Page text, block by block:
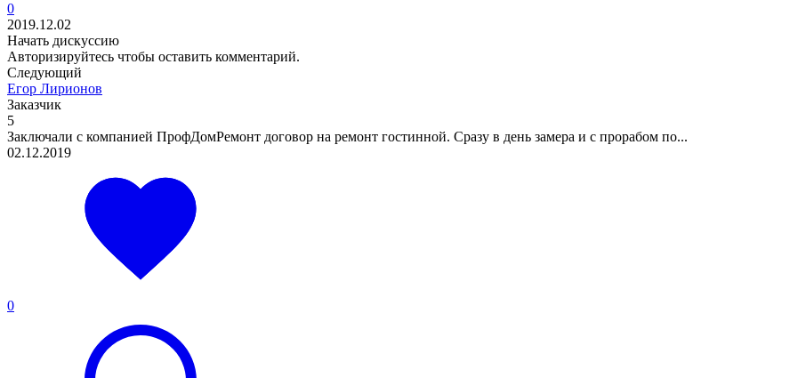
0
2019.12.02
Начать дискуссию
Авторизируйтесь чтобы оставить комментарий.
Следующий
Егор Лирионов
Заказчик
5
Заключали с компанией ПрофДомРемонт договор на ремонт гостинной. Сразу в день замера и с прорабом по...
02.12.2019
0